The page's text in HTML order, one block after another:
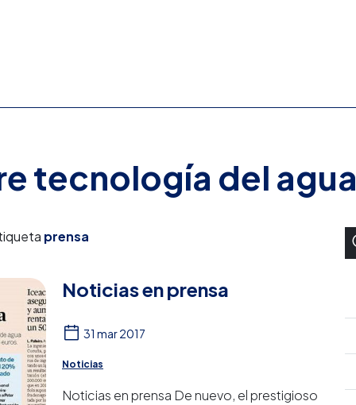
tecnología del agua
prensa
Noticias en prensa
31 mar 2017
Noticias
Noticias en prensa De nuevo, el prestigioso